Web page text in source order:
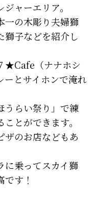
ャーエリア。
一の木彫り夫婦獅
獅子などを紹介し
★Cafe（ナナホシ
ーとサイホンで淹れ
うらい祭り」で練
とができます。
ザのお店などもあ
に乗ってスカイ獅
す！